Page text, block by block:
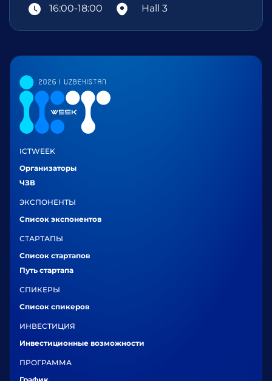
16:00-18:00
Hall 3
ICTWEEK
Организаторы
ЧЗВ
ЭКСПОНЕНТЫ
Список экспонентов
СТАРТАПЫ
Список стартапов
Путь стартапа
СПИКЕРЫ
Список спикеров
ИНВЕСТИЦИЯ
Инвестиционные возможности
ПРОГРАММА